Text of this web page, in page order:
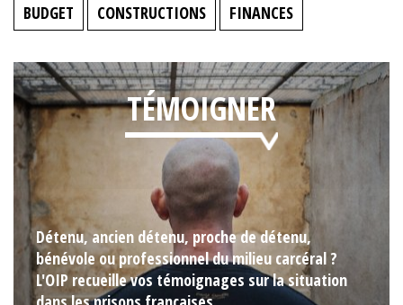
BUDGET
CONSTRUCTIONS FINANCES
TÉMOIGNER
Détenu, ancien détenu, proche de détenu,
bénévole ou professionnel du milieu carcéral ?
L'OIP recueille vos témoignages sur la situation